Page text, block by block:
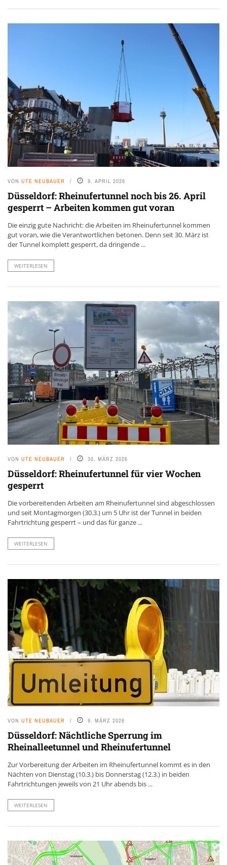
VON UTE NEUBAUER 9. APRIL 2026
Düsseldorf: Rheinufertunnel noch bis 26. April
gesperrt – Arbeiten kommen gut voran
Die einzig gute Nachricht: die Arbeiten im Rheinufertunnel kommen
gut voran, wie die Verantwortlichen betonen. Denn seit 30. März ist
der Tunnel komplett gesperrt, da dringende ...
WEITERLESEN
VON UTE NEUBAUER 30. MÄRZ 2026
Düsseldorf: Rheinufertunnel für vier Wochen
gesperrt
Die vorbereitenden Arbeiten am Rheinufertunnel sind abgeschlossen
und seit Montagmorgen (30.3.) um 5 Uhr ist der Tunnel in beiden
Fahrtrichtung gesperrt – und das für ganze ...
WEITERLESEN
VON UTE NEUBAUER 9. MÄRZ 2026
Düsseldorf: Nächtliche Sperrung im
Rheinalleetunnel und Rheinufertunnel
Zur Vorbereitung der Arbeiten im Rheinufertunnel kommt es in den
Nächten von Dienstag (10.3.) bis Donnerstag (12.3.) in beiden
Fahrtrichtungen jeweils von 21 Uhr abends bis ...
WEITERLESEN